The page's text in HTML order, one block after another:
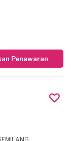
Penawaran